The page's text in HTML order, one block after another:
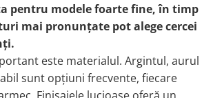
Aur
Argint
colorate și
pentru modele foarte fine, în timp
mai pronunțate pot alege cercei
este materialul. Argintul, aurul
sunt opțiuni frecvente, fiecare